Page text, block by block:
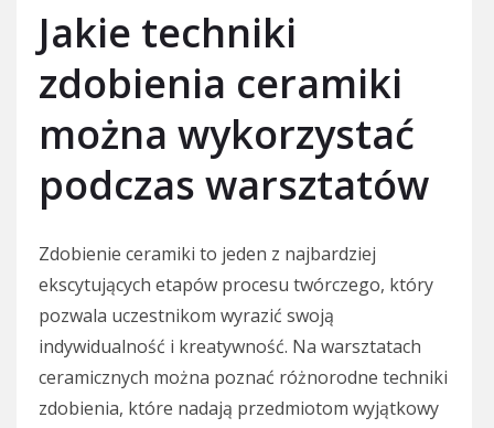
Jakie techniki
zdobienia ceramiki
można wykorzystać
podczas warsztatów
Zdobienie ceramiki to jeden z najbardziej
ekscytujących etapów procesu twórczego, który
pozwala uczestnikom wyrazić swoją
indywidualność i kreatywność. Na warsztatach
ceramicznych można poznać różnorodne techniki
zdobienia, które nadają przedmiotom wyjątkowy